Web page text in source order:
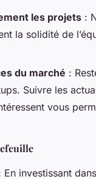
les projets :
la solidité de
du marché :
Suivre les
vous
En investissant